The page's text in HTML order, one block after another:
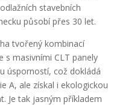
stavebních
působí přes 30 let.
tvořený kombinací
s masivními CLT panely
úsporností, což dokládá
A, ale získal i ekologickou
Je tak jasným příkladem